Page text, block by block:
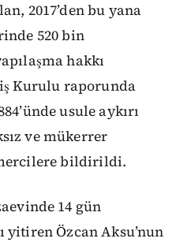
2017’den bu yana
520 bin
hakkı
Kurulu raporunda
usule aykırı
ve mükerrer
bildirildi.
14 gün
yitiren Özcan Aksu’nun